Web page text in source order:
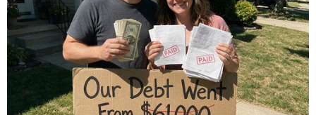
#FA Cup #Liverpool #Chelsea
#Luân lưu may rủi
#Chức vô địch
#Cú ăn bốn Anh